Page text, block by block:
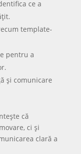
ce a
template-
pentru a
și comunicare
că
ci și
clară a